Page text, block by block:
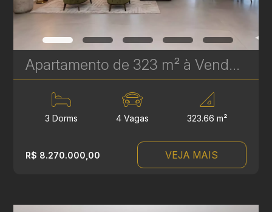
Apartamento de 323 m² à Venda no Epic Água Verde | Em Frente ao Clube Curitibano | Ref. 1718
3 Dorms 4 Vagas 323.66 m²
R$ 8.270.000,00 VEJA MAIS